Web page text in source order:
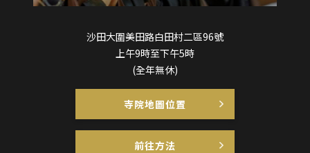
沙田大圍美田路白田村二區96號
上午9時至下午5時
(全年無休)
寺院地圖位置
前往方法